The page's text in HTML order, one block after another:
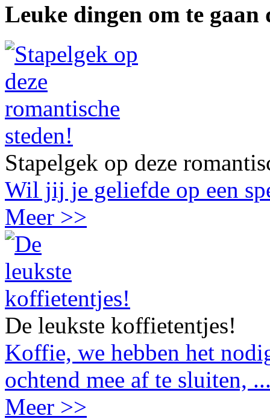
Leuke dingen om te gaan
Stapelgek op deze
Wil jij je geliefde op een
Meer >>
De leukste koffietentjes!
Koffie, we hebben het
ochtend mee af te sluiten,
Meer >>